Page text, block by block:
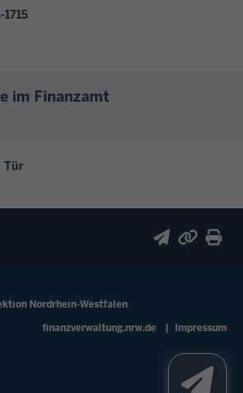
im Finanzamt
Tür
Nordrhein-Westfalen
finanzverwaltung.nrw.de Impressum